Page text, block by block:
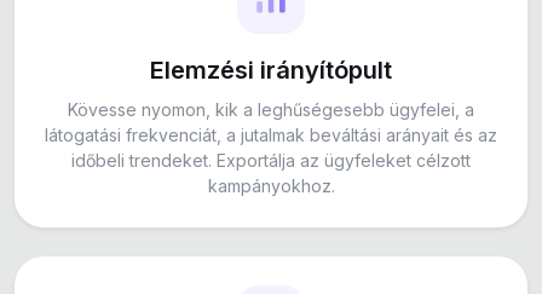
Elemzési irányítópult
Kövesse nyomon, kik a leghűségesebb ügyfelei, a
látogatási frekvenciát, a jutalmak beváltási arányait és az
időbeli trendeket. Exportálja az ügyfeleket célzott
kampányokhoz.